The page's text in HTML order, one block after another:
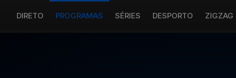
DIRETO PROGRAMAS SÉRIES DESPORTO ZIGZAG